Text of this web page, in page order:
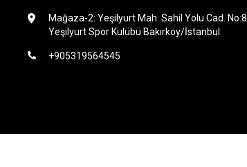
Mağaza-2: Yeşilyurt Mah. Sahil Yolu Cad. No:8
Yeşilyurt Spor Kulübü Bakırköy/İstanbul
+905319564545